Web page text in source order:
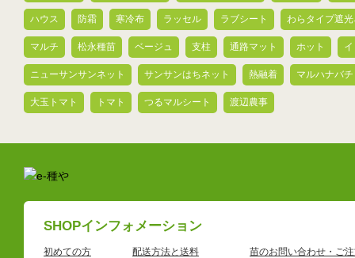
ハウス 防霜 寒冷布 ラッセル ラブシート わらタイプ遮
マルチ 松永種苗 ベージュ 支柱 通路マット ホット
ニューサンサンネット サンサンはちネット 熱融着 マルハナバチ
大玉トマト トマト つるマルシート 渡辺農事
SHOPインフォメーション
初めての方
配送方法と送料
苗のお問い合わせ・ご